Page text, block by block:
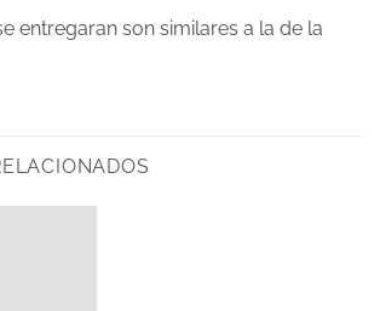
entregaran son similares a la de la